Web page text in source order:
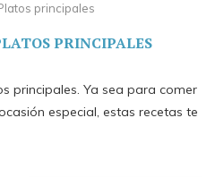
principales
PRINCIPALES
principales. Ya sea para comer
especial, estas recetas te